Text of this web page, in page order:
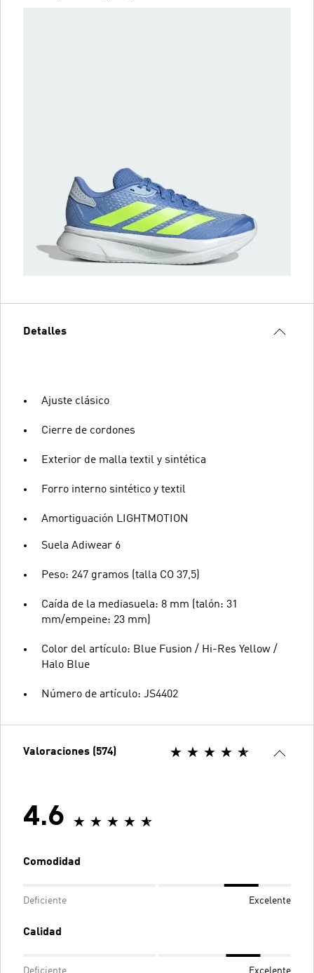
Detalles
Ajuste clásico
Cierre de cordones
Exterior de malla textil y sintética
Forro interno sintético y textil
Amortiguación LIGHTMOTION
Suela Adiwear 6
Peso: 247 gramos (talla CO 37,5)
Caída de la mediasuela: 8 mm (talón: 31
mm/empeine: 23 mm)
Color del artículo: Blue Fusion / Hi-Res Yellow /
Halo Blue
Número de artículo: JS4402
Valoraciones (574)
4.6
Comodidad
Deficiente Excelente
Calidad
Deficiente Excelente